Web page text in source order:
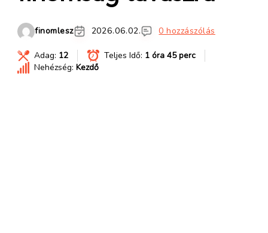
finomlesz 2026.06.02. 0 hozzászólás
Adag: 12 Teljes Idő: 1 óra 45 perc
Nehézség: Kezdő